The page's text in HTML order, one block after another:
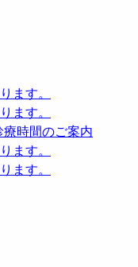
ます。
ます。
時間のご案内
ます。
ます。